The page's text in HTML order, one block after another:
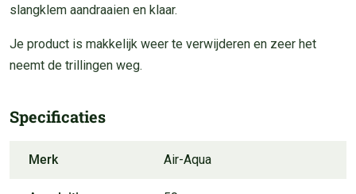
slangklem aandraaien en klaar.
Je product is makkelijk weer te verwijderen en zeer het
neemt de trillingen weg.
Specificaties
Merk Air-Aqua